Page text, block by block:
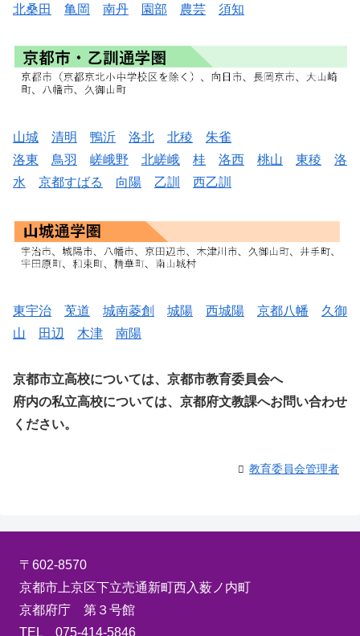
北桑田 亀岡 南丹 園部 農芸 須知
山城 清明 鴨沂 洛北 北稜
朱雀
洛東
鳥羽 嵯峨野 北嵯峨 桂 洛西 桃山 東稜
洛
水
京都すばる 向陽 乙訓 西乙訓
東宇治 莵道 城南菱創 城陽 西城陽 京都八幡
久御
山
田辺 木津 南陽
京都市立高校については、京都市教育委員会へ
府内の私立高校については、京都府文教課へお問い合わせ
ください。
教育委員会管理者
〒602-8570
京都市上京区下立売通新町西入薮ノ内町
京都府庁 第３号館
TEL 075-414-5846